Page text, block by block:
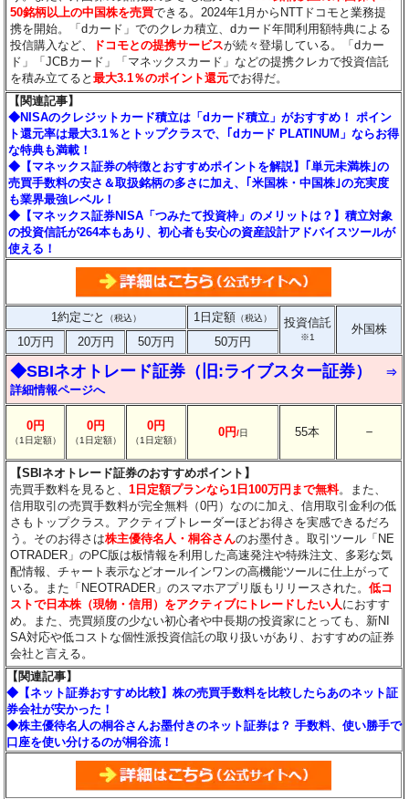
50銘柄以上の中国株を売買できる。2024年1月からNTTドコモと業務提
携を開始。「dカード」でのクレカ積立、dカード年間利用額特典による
投信購入など、
ドコモとの提携サービスが続々登場している。「dカー
ド」「JCBカード」「マネックスカード」などの提携クレカで投資信託
を積み立てると最大3.1％のポイント還元でお得だ。
【関連記事】
◆NISAのクレジットカード積立は「dカード積立」がおすすめ！ ポイン
ト還元率は最大3.1％とトップクラスで、｢dカード PLATINUM」ならお得
な特典も満載！
◆【マネックス証券の特徴とおすすめポイントを解説】｢単元未満株｣の
売買手数料の安さ＆取扱銘柄の多さに加え、｢米国株・中国株｣の充実度
も業界最強レベル！
◆【マネックス証券NISA「つみたて投資枠」のメリットは？】積立対象
の投資信託が264本もあり、初心者も安心の資産設計アドバイスツールが
使える！
1約定ごと （税込） 1日定額 （税込） 投資信託
※1
外国株
10万円
20万円 50万円 50万円
◆SBIネオトレード証券（旧:ライブスター証券）
⇒
詳細情報ページへ
0円
（1日定額）
0円
（1日定額）
0円
（1日定額）
0円/日 55本 －
【SBIネオトレード証券のおすすめポイント】
売買手数料を見ると、1日定額プランなら1日100万円まで無料。また、
信用取引の売買手数料が完全無料（0円）なのに加え、信用取引金利の低
さもトップクラス。アクティブトレーダーほどお得さを実感できるだろ
う。そのお得さは株主優待名人・桐谷さんのお墨付き。取引ツール「NE
OTRADER」のPC版は板情報を利用した高速発注や特殊注文、多彩な気
配情報、チャート表示などオールインワンの高機能ツールに仕上がって
いる。また「NEOTRADER」のスマホアプリ版もリリースされた。低コ
ストで日本株（現物・信用）をアクティブにトレードしたい人におすす
め。また、売買頻度の少ない初心者や中長期の投資家にとっても、新NI
SA対応や低コストな個性派投資信託の取り扱いがあり、おすすめの証券
会社と言える。
【関連記事】
◆【ネット証券おすすめ比較】株の売買手数料を比較したらあのネット証
券会社が安かった！
◆株主優待名人の桐谷さんお墨付きのネット証券は？ 手数料、使い勝手で
口座を使い分けるのが桐谷流！